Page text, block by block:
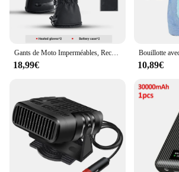
Gants de Moto Imperméables, Rechargeables et Chauffants Thermiques, Équipement Chaud pour Motoneige, Ski, Écran Tactile pour l'Hiver
18,99€ 10,89€